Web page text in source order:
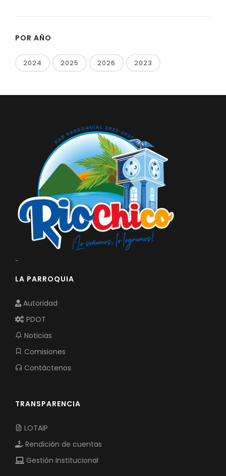
POR AÑO
2024 2025 2026 2023
-
LA PARROQUIA
Autoridad
PDOT
Noticias
Comisiones
Contáctenos
TRANSPARENCIA
LOTAIP
Rendición de cuentas
Gestión Institucional